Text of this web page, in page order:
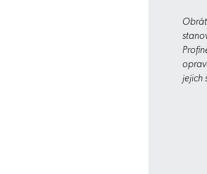
jejich